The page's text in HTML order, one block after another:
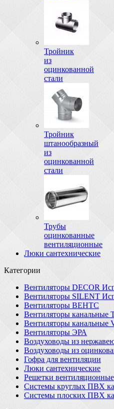
Тройник
из
оцинкованной
стали
Тройник
штанообразный
из
оцинкованной
стали
Трубы
оцинкованные
вентиляционные
Люки сантехнические
Категории
Вентиляторы DECOR
Вентиляторы SILENT
Вентиляторы ВЕНТС
Вентиляторы канальные
Вентиляторы канальные
Вентиляторы ЭРА
Воздуховоды из
Воздуховоды из
Гофра для вентиляции
Люки сантехнические
Решетки вентиляционные
Системы круглых ПВХ
Системы плоских ПВХ